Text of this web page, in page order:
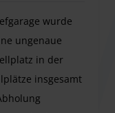
wurde
ungenaue
in der
insgesamt